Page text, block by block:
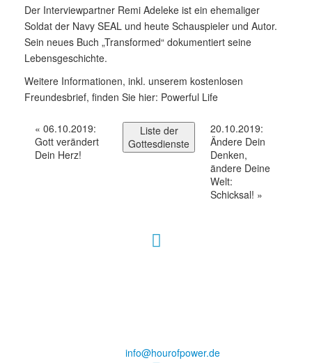
Der Interviewpartner Remi Adeleke ist ein ehemaliger
Soldat der Navy SEAL und heute Schauspieler und Autor.
Sein neues Buch „Transformed“ dokumentiert seine
Lebensgeschichte.
Weitere Informationen, inkl. unserem kostenlosen
Freundesbrief, finden Sie hier: Powerful Life
« 06.10.2019:
Gott verändert
Dein Herz!
Liste der
Gottesdienste
20.10.2019:
Ändere Dein
Denken,
ändere Deine
Welt:
Schicksal! »
info@hourofpower.de